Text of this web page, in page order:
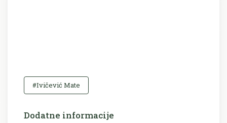
#Ivičević Mate
Dodatne informacije